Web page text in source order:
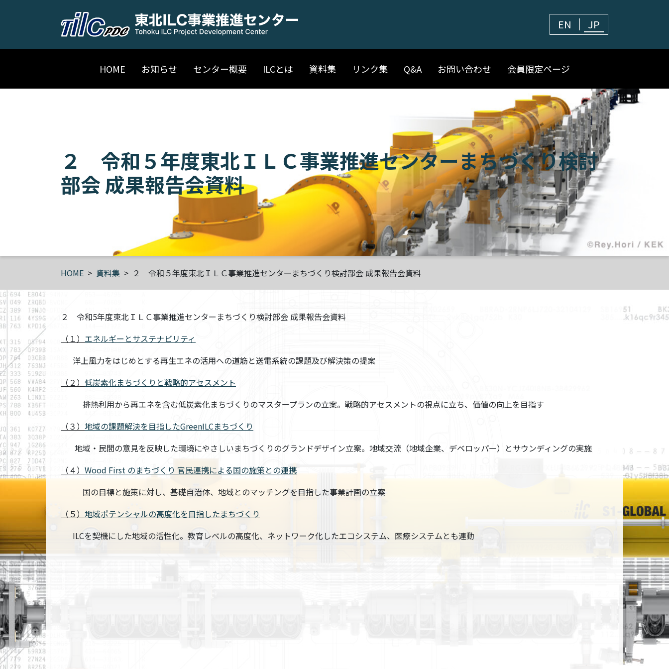
EN JP
HOME お知らせ センター概要 ILCとは 資料集 リンク集 Q&A お問い合わせ 会員限定ページ
２ 令和５年度東北ＩＬＣ事業推進センターまちづくり検討
部会 成果報告会資料
HOME 資料集 ２ 令和５年度東北ＩＬＣ事業推進センターまちづくり検討部会 成果報告会資料
２ 令和5年度東北ＩＬＣ事業推進センターまちづくり検討部会 成果報告会資料
（１） エネルギーとサステナビリティ
洋上風力をはじめとする再生エネの活用への道筋と送電系統の課題及び解決策の提案
（２） 低炭素化まちづくりと戦略的アセスメント
排熱利用から再エネを含む低炭素化まちづくりのマスタープランの立案。戦略的アセスメントの視点に立ち、価値の向上を目指す
（３） 地域の課題解決を目指したGreenILCまちづくり
地域・民間の意見を反映した環境にやさしいまちづくりのグランドデザイン立案。地域交流（地域企業、デベロッパー）とサウンディングの実施
（４） Wood First のまちづくり 官民連携による国の施策との連携
国の目標と施策に対し、基礎自治体、地域とのマッチングを目指した事業計画の立案
（５） 地域ポテンシャルの高度化を目指したまちづくり
ILCを契機にした地域の活性化。教育レベルの高度化、ネットワーク化したエコシステム、医療システムとも連動